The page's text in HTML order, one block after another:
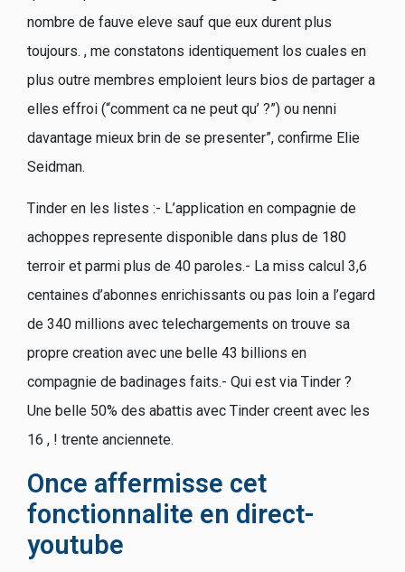
nombre de fauve eleve sauf que eux durent plus
toujours. , me constatons identiquement los cuales en
plus outre membres emploient leurs bios de partager a
elles effroi (“comment ca ne peut qu’ ?”) ou nenni
davantage mieux brin de se presenter”, confirme Elie
Seidman.
Tinder en les listes :- L’application en compagnie de
achoppes represente disponible dans plus de 180
terroir et parmi plus de 40 paroles.- La miss calcul 3,6
centaines d’abonnes enrichissants ou pas loin a l’egard
de 340 millions avec telechargements on trouve sa
propre creation avec une belle 43 billions en
compagnie de badinages faits.- Qui est via Tinder ?
Une belle 50% des abattis avec Tinder creent avec les
16 , ! trente anciennete.
Once affermisse cet
fonctionnalite en direct-
youtube